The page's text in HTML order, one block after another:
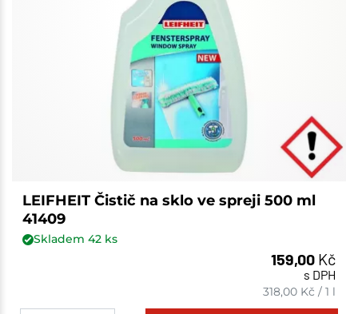
LEIFHEIT Čistič na sklo ve spreji 500 ml
41409
Skladem 42ks
159,00 Kč
s DPH
318,00 Kč /1 l